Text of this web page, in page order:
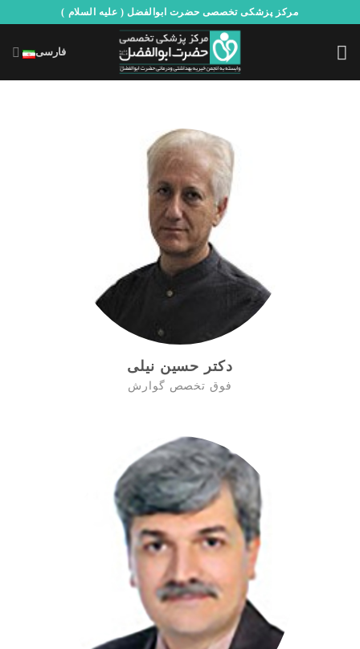
content
مرکز پزشکی تخصصی حضرت ابوالفضل ( علیه السلام )
فارسی
دکتر حسین نیلی
فوق تخصص گوارش